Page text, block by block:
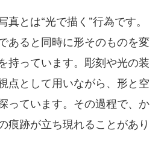
真とは“光で描く”行為です。
あると同時に形そのものを変
持っています。彫刻や光の装
点として用いながら、形と空
っています。その過程で、か
痕跡が立ち現れることがあり